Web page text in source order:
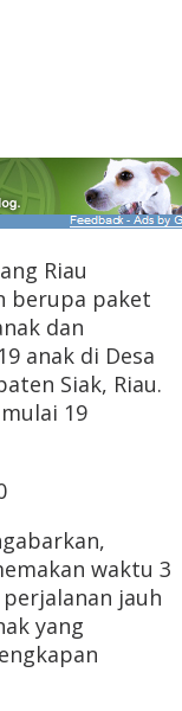
Riau
berupa paket
dan
anak di Desa
Siak, Riau.
19
waktu 3
jauh
yang